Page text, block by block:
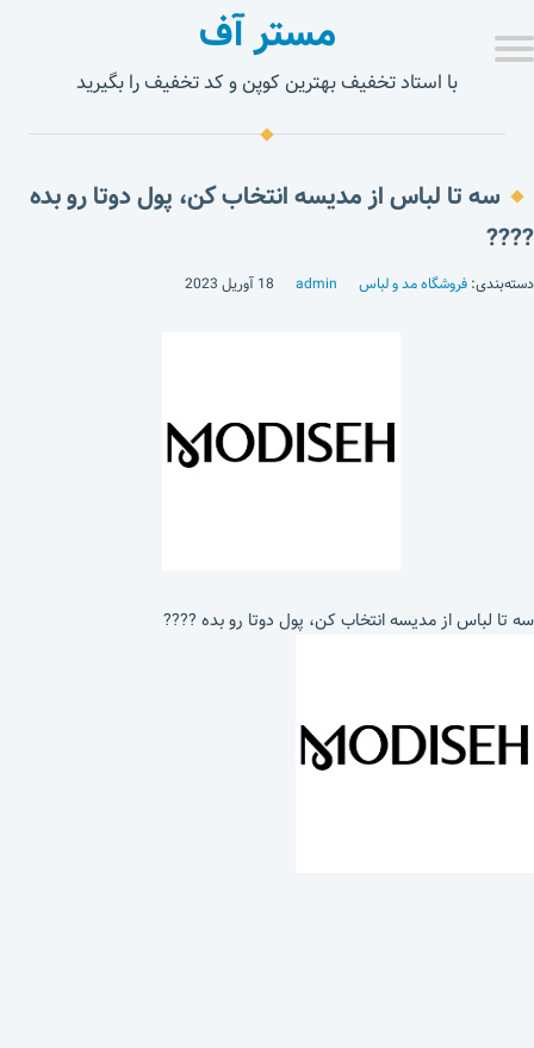
مستر آف
با استاد تخفیف بهترین کوپن و کد تخفیف را بگیرید
سه تا لباس از مدیسه انتخاب کن، پول دوتا رو بده
????
دسته‌بندی: فروشگاه مد و لباس admin 18 آوریل 2023
سه تا لباس از مدیسه انتخاب کن، پول دوتا رو بده ????